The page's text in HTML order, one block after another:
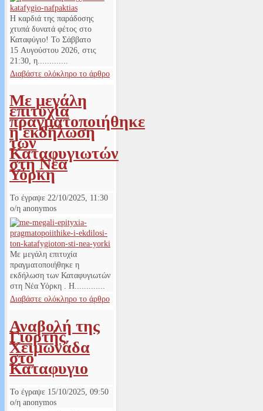
Η καρδιά της παράδοσης
χτυπά δυνατά φέτος στο
Καταφύγιο! Το Σάββατο
15 Αυγούστου 2026, στις
21:30, η.............
Διαβάστε ολόκληρο το άρθρο
Με μεγάλη
επιτυχία
πραγματοποιήθηκε
η εκδήλωση
των
Καταφυγιωτών
στη Νέα
Υόρκη
Το έγραψε 22/10/2025, 11:30
ο/η anonymos
Με μεγάλη επιτυχία
πραγματοποιήθηκε η
εκδήλωση των Καταφυγιωτών
στη Νέα Υόρκη . Η.............
Διαβάστε ολόκληρο το άρθρο
Αναβολή της
Γιορτής
Χειμωνάδα
στο
Καταφυγιο
Το έγραψε 15/10/2025, 09:50
ο/η anonymos